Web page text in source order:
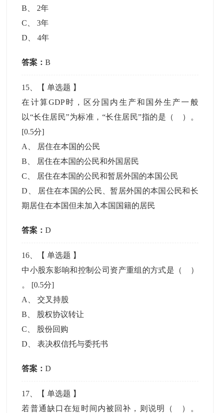
B
2年
C 、3年
D 、4年
答案：B
15 、【单选题 】
在计算GDP时，区分国内生产和国外生产一般
以“长住居民”为标准，“长住居民”指的是（ ）。
[0.5分]
A
居住在本国的公民
B
居住在本国的公民和外国居民
C
居住在本国的公民和暂居外国的本国公民
D
居住在本国的公民、暂居外国的本国公民和长
期居住在本国但未加入本国国籍的居民
答案：D
16 、【单选题 】
中小股东影响和控制公司资产重组的方式是（ ）
。 [0.5分]
A
、交叉持股
B
股权协议转让
C
股份回购
D 、表决权信托与委托书
答案：D
17 、【单选题 】
若普通缺口在短时间内被回补，则说明（ ）。